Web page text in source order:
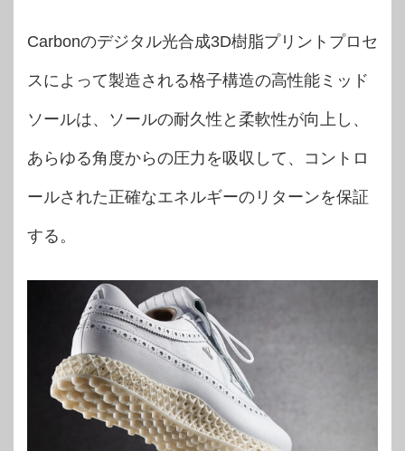
Carbonのデジタル光合成3D樹脂プリントプロセ
スによって製造される格子構造の高性能ミッド
ソールは、ソールの耐久性と柔軟性が向上し、
あらゆる角度からの圧力を吸収して、コントロ
ールされた正確なエネルギーのリターンを保証
する。